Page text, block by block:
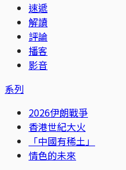
速遞
解讀
評論
播客
影音
系列
2026伊朗戰爭
香港世紀大火
「中國有稀土」
情色的未來